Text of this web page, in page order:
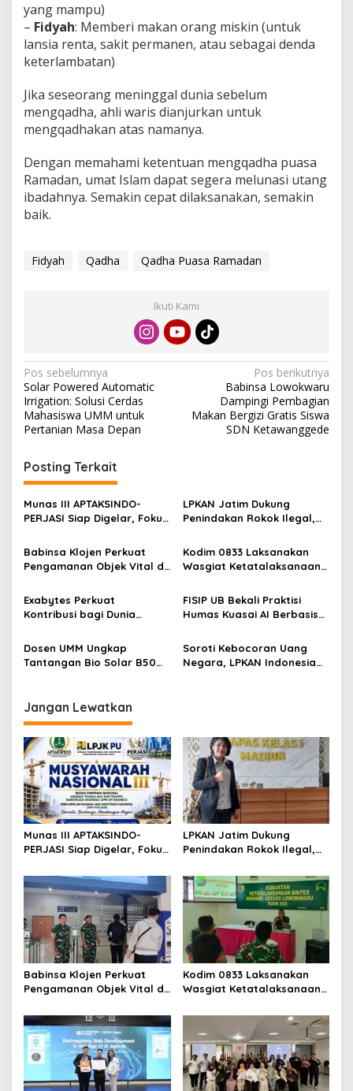
yang mampu)
– Fidyah: Memberi makan orang miskin (untuk
lansia renta, sakit permanen, atau sebagai denda
keterlambatan)
Jika seseorang meninggal dunia sebelum
mengqadha, ahli waris dianjurkan untuk
mengqadhakan atas namanya.
Dengan memahami ketentuan mengqadha puasa
Ramadan, umat Islam dapat segera melunasi utang
ibadahnya. Semakin cepat dilaksanakan, semakin
baik.
Fidyah Qadha Qadha Puasa Ramadan
Ikuti Kami
N
a
v
i
g
a
s
i
p
o
s
Pos sebelumnya
Solar Powered Automatic
Irrigation: Solusi Cerdas
Mahasiswa UMM untuk
Pertanian Masa Depan
Pos berikutnya
Babinsa Lowokwaru
Dampingi Pembagian
Makan Bergizi Gratis Siswa
SDN Ketawanggede
Posting Terkait
Munas III APTAKSINDO-
PERJASI Siap Digelar, Fokus
Regenerasi Kepemimpinan
LPKAN Jatim Dukung
Penindakan Rokok Ilegal,
Jangan Korbankan Petani
Babinsa Klojen Perkuat
Pengamanan Objek Vital di
Lama
Kodim 0833 Laksanakan
Wasgiat Ketatalaksanaan
Exabytes Perkuat
Kontribusi bagi Dunia
Melalui Kerja Sama dengan
Universitas Ciputra
Surabaya
FISIP UB Bekali Praktisi
Humas Kuasai AI Berbasis
Dosen UMM Ungkap
Tantangan Bio Solar B50
Wajib Dilakukan
Soroti Kebocoran Uang
Negara, LPKAN Indonesia
Jangan Lewatkan
Munas III APTAKSINDO-
PERJASI Siap Digelar, Fokus
Regenerasi Kepemimpinan
LPKAN Jatim Dukung
Penindakan Rokok Ilegal,
Jangan Korbankan Petani
Babinsa Klojen Perkuat
Pengamanan Objek Vital di
Lama
Kodim 0833 Laksanakan
Wasgiat Ketatalaksanaan